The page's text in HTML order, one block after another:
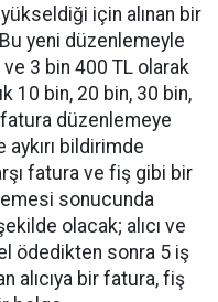
yükseldiği için alınan bir
yeni düzenlemeyle
3 bin 400 TL olarak
10 bin, 20 bin, 30 bin,
düzenlemeye
aykırı bildirimde
fatura ve fiş gibi bir
sonucunda
olacak; alıcı ve
ödedikten sonra 5 iş
alıcıya bir fatura, fiş